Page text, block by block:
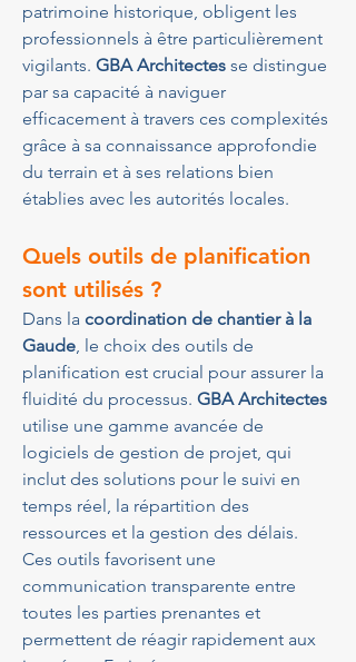
patrimoine historique, obligent les
professionnels à être particulièrement
vigilants. GBA Architectes se distingue
par sa capacité à naviguer
efficacement à travers ces complexités
grâce à sa connaissance approfondie
du terrain et à ses relations bien
établies avec les autorités locales.
Quels outils de planification
sont utilisés ?
Dans la coordination de chantier à la
Gaude, le choix des outils de
planification est crucial pour assurer la
fluidité du processus. GBA Architectes
utilise une gamme avancée de
logiciels de gestion de projet, qui
inclut des solutions pour le suivi en
temps réel, la répartition des
ressources et la gestion des délais.
Ces outils favorisent une
communication transparente entre
toutes les parties prenantes et
permettent de réagir rapidement aux